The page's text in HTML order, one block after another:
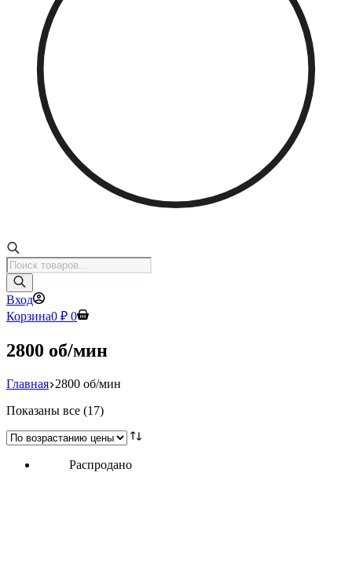
Поиск
товаров
Вход
Корзина0 ₽ 0
2800 об/мин
Главная 2800 об/мин
Показаны все (17)Цены:
возрастанию
Распродано